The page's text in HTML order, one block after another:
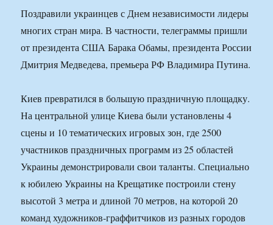
Поздравили украинцев с Днем независимости лидеры
многих стран мира. В частности, телеграммы пришли
от президента США Барака Обамы, президента России
Дмитрия Медведева, премьера РФ Владимира Путина.
Киев превратился в большую праздничную площадку.
На центральной улице Киева были установлены 4
сцены и 10 тематических игровых зон, где 2500
участников праздничных программ из 25 областей
Украины демонстрировали свои таланты. Специально
к юбилею Украины на Крещатике построили стену
высотой 3 метра и длиной 70 метров, на которой 20
команд художников-граффитчиков из разных городов